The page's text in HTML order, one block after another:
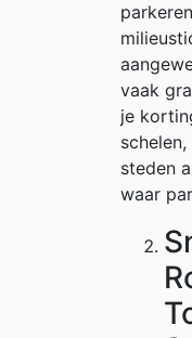
vaak
je
steden
waar